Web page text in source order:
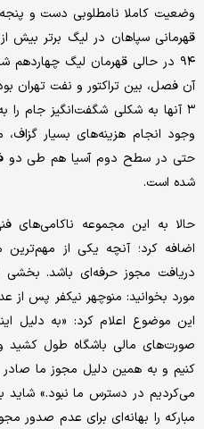
وضعیت کاملا نامطلوبی دست و پنجه
۹۴ در حالی قهرمان لیگ
۳ آنها به شکلی شگفت‌انگیز جام
وجود انجام هزینه‌های بسیار
حتی در سطح دوم آسیا هم طی دو
شده است.
حالا به این مجموعه ناکامی‌های
اضافه کرد؛ آنچه یکی از
دریافت مجوز حرفه‌ای باشد. بخشی
مورد بخوانید: منوچهر نیکفر پس
این موضوع اعلام کرد: «به دلیل
صورت‌های مالی باشگاه طول کشید و
کنیم و به همین دلیل مجوز ما صادر
می‌کردیم در دسترس ما نبود.» شاید
مبارکه را بهانه‌ای برای عدم